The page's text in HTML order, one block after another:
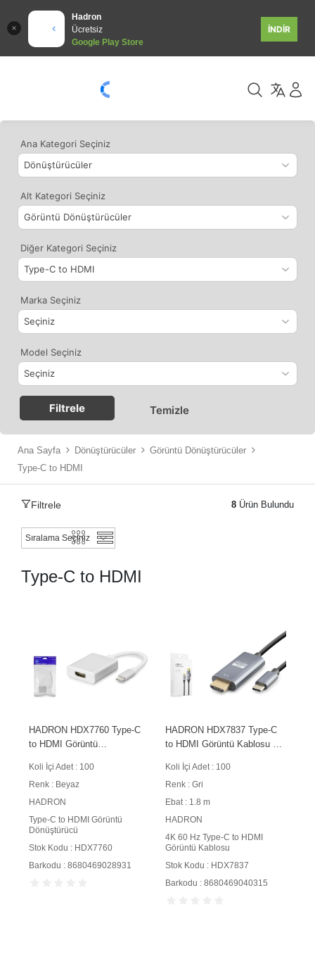
Hadron
Ücretsiz
Google Play Store
İNDİR
Ana Kategori Seçiniz
Alt Kategori Seçiniz
Diğer Kategori Seçiniz
Marka Seçiniz
Model Seçiniz
Filtrele Temizle
Ana Sayfa Dönüştürücüler
Görüntü Dönüştürücüler
Type-C to HDMI
Filtrele 8 Ürün Bulundu
Type-C to HDMI
HADRON HDX7760 Type-C
to HDMI Görüntü
Koli İçi Adet : 100
Renk : Beyaz
HADRON
Type-C to HDMI Görüntü
Dönüştürücü
Stok Kodu : HDX7760
Barkodu : 8680469028931
HADRON HDX7837 Type-C
to HDMI Görüntü Kablosu 4K
Koli İçi Adet : 100
Renk : Gri
Ebat : 1.8 m
HADRON
4K 60 Hz Type-C to HDMI
Görüntü Kablosu
Stok Kodu : HDX7837
Barkodu : 8680469040315